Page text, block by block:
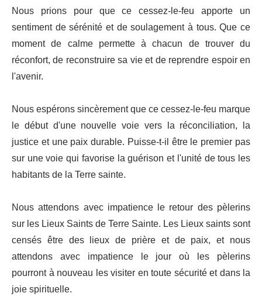
Nous prions pour que ce cessez-le-feu apporte un
sentiment de sérénité et de soulagement à tous. Que ce
moment de calme permette à chacun de trouver du
réconfort, de reconstruire sa vie et de reprendre espoir en
l'avenir.
Nous espérons sincèrement que ce cessez-le-feu marque
le début d'une nouvelle voie vers la réconciliation, la
justice et une paix durable. Puisse-t-il être le premier pas
sur une voie qui favorise la guérison et l'unité de tous les
habitants de la Terre sainte.
Nous attendons avec impatience le retour des pèlerins
sur les Lieux Saints de Terre Sainte. Les Lieux saints sont
censés être des lieux de prière et de paix, et nous
attendons avec impatience le jour où les pèlerins
pourront à nouveau les visiter en toute sécurité et dans la
joie spirituelle.